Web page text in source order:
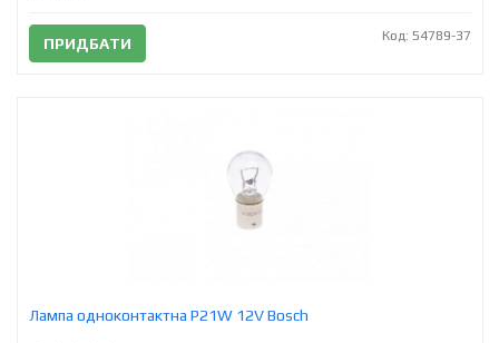
ПРИДБАТИ Код: 54789-37
Лампа одноконтактна P21W 12V Bosch